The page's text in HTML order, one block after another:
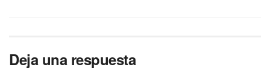
Deja una respuesta